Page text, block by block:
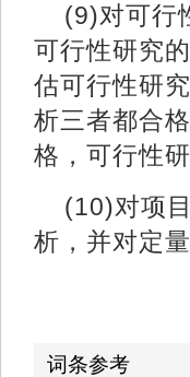
(9)对可行
可行性研究
估可行性研
析三者都合
格，可行性
(10)对项
析，并对定
词条参考